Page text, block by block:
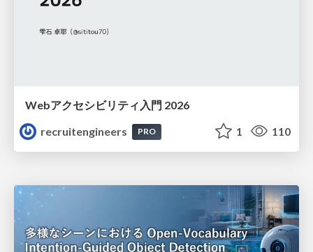
Webアクセシビリティ入門 2026
recruitengineers
PRO 1 110